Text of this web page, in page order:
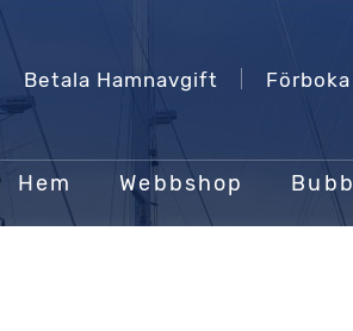
Betala Hamnavgift
Hem Webbshop